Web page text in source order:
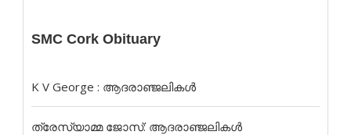
SMC Cork Obituary
K V George : ആദരാഞ്ജലികൾ
ത്രേസ്യാമ്മ ജോസ്: ആദരാഞ്ജലികൾ